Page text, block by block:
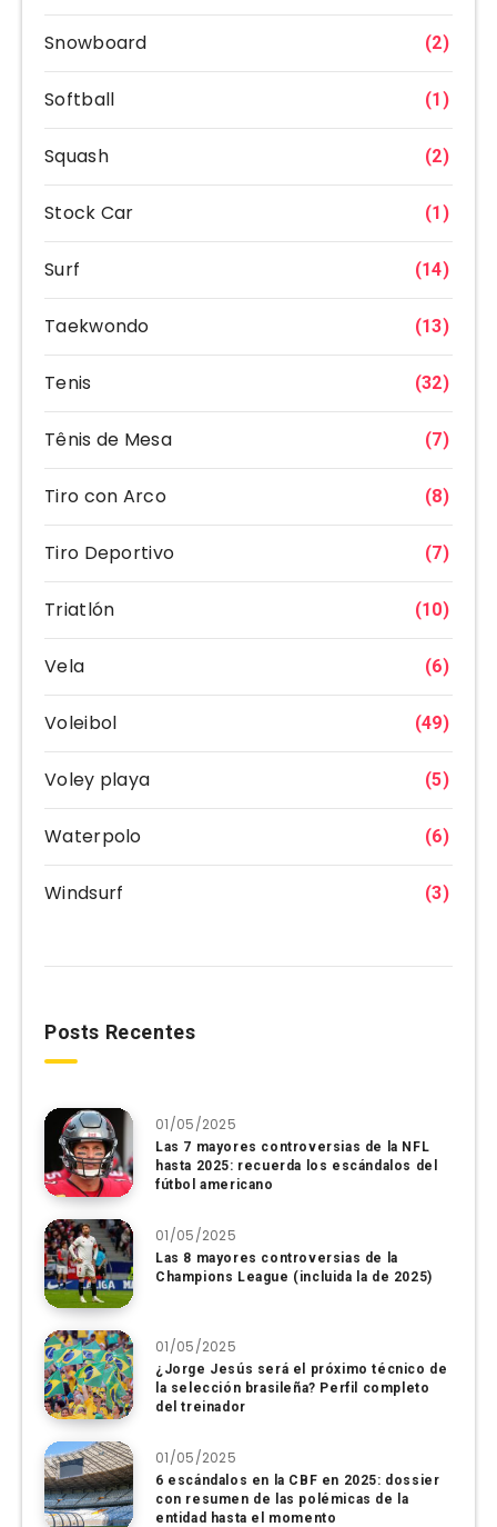
Snowboard (2)
Softball (1)
Squash (2)
Stock Car (1)
Surf (14)
Taekwondo (13)
Tenis (32)
Tênis de Mesa (7)
Tiro con Arco (8)
Tiro Deportivo (7)
Triatlón (10)
Vela (6)
Voleibol (49)
Voley playa (5)
Waterpolo (6)
Windsurf (3)
Posts Recentes
01/05/2025
Las 7 mayores controversias de la NFL
hasta 2025: recuerda los escándalos del
fútbol americano
01/05/2025
Las 8 mayores controversias de la
Champions League (incluida la de 2025)
01/05/2025
¿Jorge Jesús será el próximo técnico de
la selección brasileña? Perfil completo
del treinador
01/05/2025
6 escándalos en la CBF en 2025: dossier
con resumen de las polémicas de la
entidad hasta el momento